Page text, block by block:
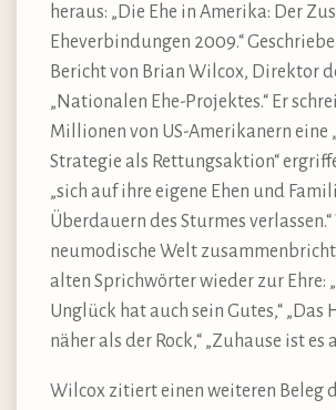
heraus: „Die Ehe in Amerika: Der
Eheverbindungen 2009.“
Bericht von Brian Wilcox, Direktor
„Nationalen Ehe-Projektes.“ Er
Millionen von US-Amerikanern eine
Strategie als Rettungsaktion“
„sich auf ihre eigene Ehen und
Überdauern des Sturmes
neumodische Welt
alten Sprichwörter wieder zur Ehre:
Unglück hat auch sein Gutes,“ „Das
näher als der Rock,“ „Zuhause ist es
Wilcox zitiert einen weiteren Beleg